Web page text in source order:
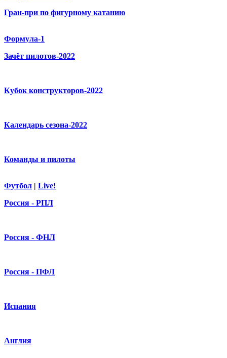
Гран-при по фигурному катанию
Формула-1
Зачёт пилотов-2022
Кубок конструкторов-2022
Календарь сезона-2022
Команды и пилоты
Футбол | Live!
Россия - РПЛ
Россия - ФНЛ
Россия - ПФЛ
Испания
Англия